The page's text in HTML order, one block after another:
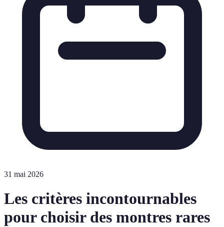
31 mai 2026
Les critères incontournables
pour choisir des montres rares